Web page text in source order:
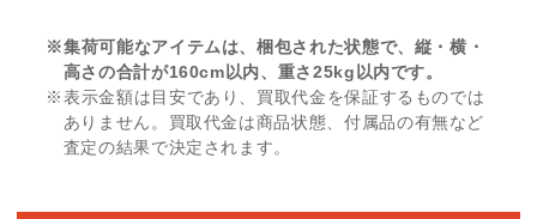
※集荷可能なアイテムは、梱包された状態で、縦・横・
高さの合計が160cm以内、重さ25kg以内です。
※表示金額は目安であり、買取代金を保証するものでは
ありません。買取代金は商品状態、付属品の有無など
査定の結果で決定されます。